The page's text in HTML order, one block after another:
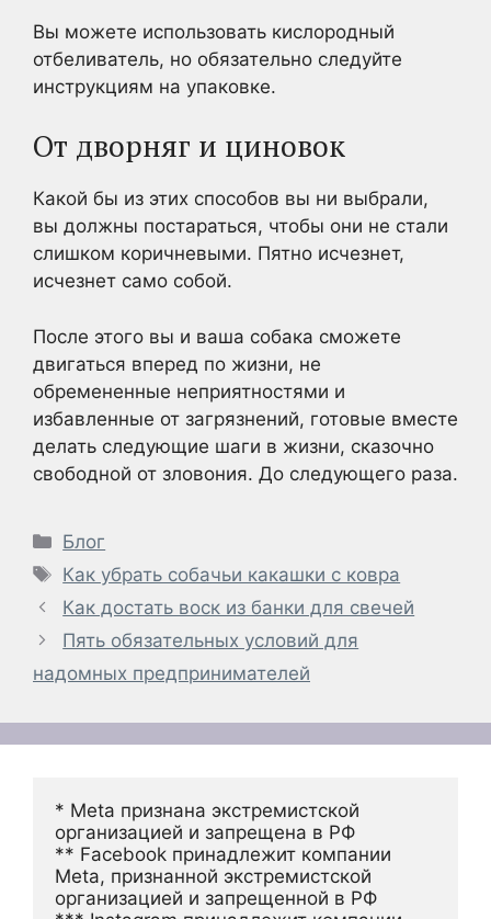
Вы можете использовать кислородный
отбеливатель, но обязательно следуйте
инструкциям на упаковке.
От дворняг и циновок
Какой бы из этих способов вы ни выбрали,
вы должны постараться, чтобы они не стали
слишком коричневыми. Пятно исчезнет,
исчезнет само собой.
После этого вы и ваша собака сможете
двигаться вперед по жизни, не
обремененные неприятностями и
избавленные от загрязнений, готовые вместе
делать следующие шаги в жизни, сказочно
свободной от зловония. До следующего раза.
Рубрики
Блог
Метки
Как убрать собачьи какашки с ковра
Как достать воск из банки для свечей
Пять обязательных условий для
надомных предпринимателей
* Meta признана экстремистской
организацией и запрещена в РФ
** Facebook принадлежит компании
Meta, признанной экстремистской
организацией и запрещенной в РФ